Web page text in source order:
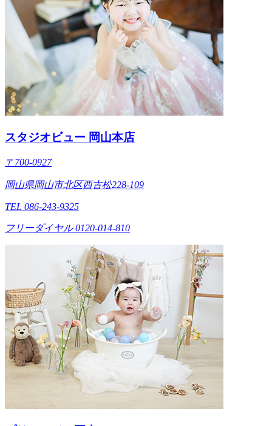
スタジオビュー 岡山本店
〒700-0927
岡山県岡山市北区西古松228-109
TEL 086-243-9325
フリーダイヤル 0120-014-810